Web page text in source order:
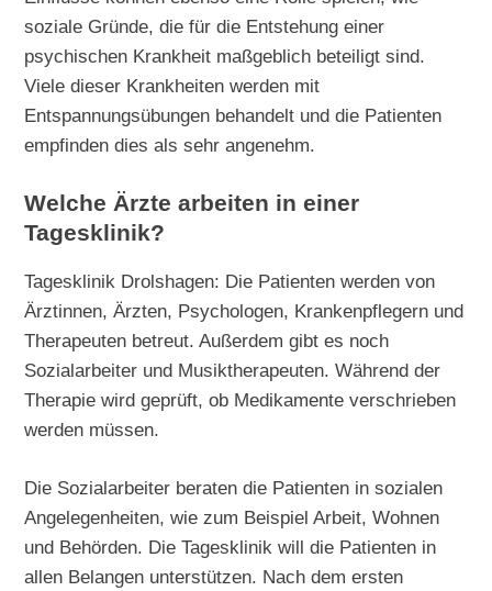
soziale Gründe, die für die Entstehung einer
psychischen Krankheit maßgeblich beteiligt sind.
Viele dieser Krankheiten werden mit
Entspannungsübungen behandelt und die Patienten
empfinden dies als sehr angenehm.
Welche Ärzte arbeiten in einer
Tagesklinik?
Tagesklinik Drolshagen: Die Patienten werden von
Ärztinnen, Ärzten, Psychologen, Krankenpflegern und
Therapeuten betreut. Außerdem gibt es noch
Sozialarbeiter und Musiktherapeuten. Während der
Therapie wird geprüft, ob Medikamente verschrieben
werden müssen.
Die Sozialarbeiter beraten die Patienten in sozialen
Angelegenheiten, wie zum Beispiel Arbeit, Wohnen
und Behörden. Die Tagesklinik will die Patienten in
allen Belangen unterstützen. Nach dem ersten